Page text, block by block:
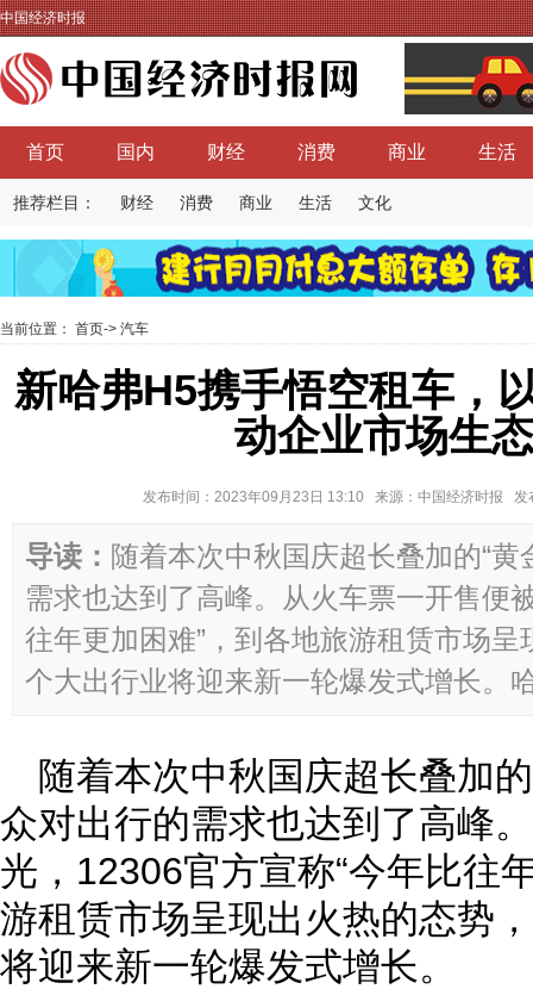
中国经济时报
首页 国内 财经 消费 商业 生活
推荐栏目： 财经 消费 商业 生活 文化
当前位置： 首页-> 汽车
新哈弗H5携手悟空租车，
动企业市场生
发布时间：2023年09月23日 13:10 来源：中国经济时报
导读： 随着本次中秋国庆超长叠加的“
需求也达到了高峰。从火车票一开售便
往年更加困难”，到各地旅游租赁市场
个大出行业将迎来新一轮爆发式增长。
随着本次中秋国庆超长叠加
众对出行的需求也达到了高峰
光，12306官方宣称“今年比往
游租赁市场呈现出火热的态势
将迎来新一轮爆发式增长。